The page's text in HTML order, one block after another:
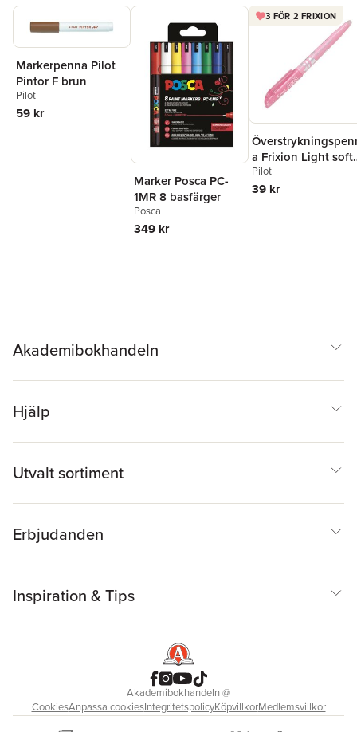
Markerpenna Pilot
Pintor F brun
Pilot
59 kr
Marker Posca PC-
1MR 8 basfärger
Posca
349 kr
3 FÖR 2 FRIXION
a Frixion Light soft
rosa, raderbar
Pilot
39 kr
Akademibokhandeln
Hjälp
Utvalt sortiment
Erbjudanden
Inspiration & Tips
Akademibokhandeln@
CookiesAnpassa cookiesIntegritetspolicyKöpvillkorMedlemsvillkor